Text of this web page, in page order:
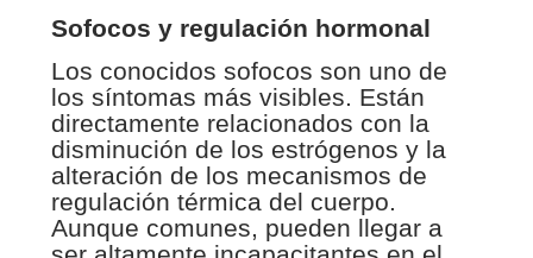
Sofocos y regulación hormonal
Los conocidos sofocos son uno de
los síntomas más visibles. Están
directamente relacionados con la
disminución de los estrógenos y la
alteración de los mecanismos de
regulación térmica del cuerpo.
Aunque comunes, pueden llegar a